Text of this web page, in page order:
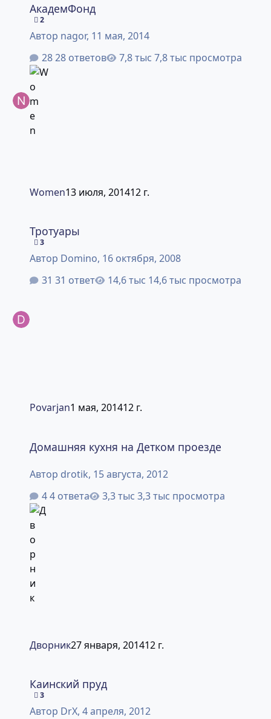
АкадемФонд
2
Автор nagor, 11 мая, 2014
28 ответов
7,8 тыс просмотра
Women13 июля, 201412 г.
Тротуары
3
Автор Domino, 16 октября, 2008
31 ответ
14,6 тыс просмотра
Povarjan1 мая, 201412 г.
Домашняя кухня на Детком проезде
Автор drotik, 15 августа, 2012
4 ответа
3,3 тыс просмотра
Дворник27 января, 201412 г.
Каинский пруд
3
Автор DrX, 4 апреля, 2012